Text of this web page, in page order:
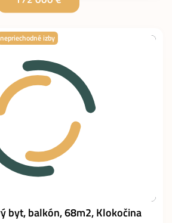
nepriechodné izby
byt, balkón, 68m2, Klokočina